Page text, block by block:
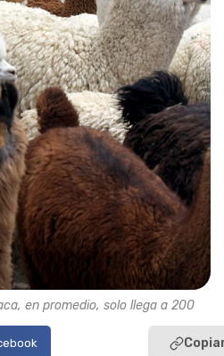
en promedio, solo llega a 200